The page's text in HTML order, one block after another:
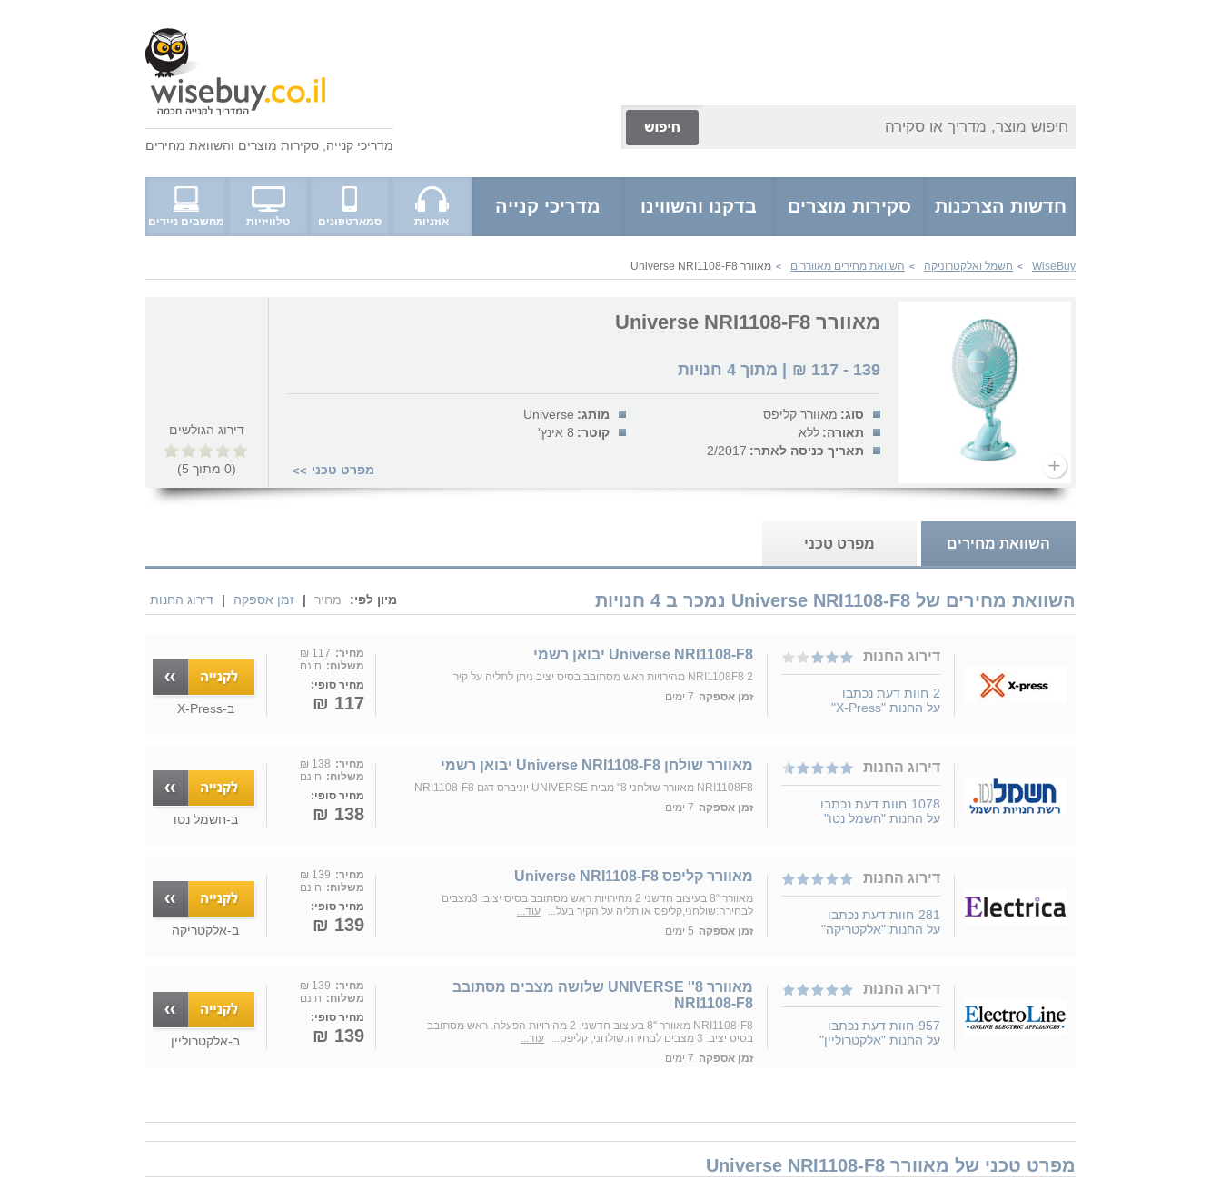
חיפוש מוצר, מדריך או סקירה
מדריכי קנייה סקירות מוצרים והשוואת מחירים
חדשות הצרכנות סקירות מוצרים בדקנו והשווינו מדריכי קנייה
אוזניות סמארטפונים טלוויזיות מחשבים ניידים
WiseBuy
> חשמל ואלקטרוניקה > השוואת מחירים מאווררים > מאוורר Universe NRI1108-F8
מאוורר Universe NRI1108-F8
139
-
117
₪ | מתוך 4 חנויות
סוג: מאוורר קליפס מותג: Universe
תאורה: ללא קוטר: 8 אינץ'
תאריך כניסה לאתר: 2/2017
מפרט טכני >>
דירוג הגולשים
(
0 מתוך 5
)
השוואת מחירים מפרט טכני
השוואת מחירים של Universe NRI1108-F8 נמכר ב 4 חנויות מיון לפי: מחיר | זמן אספקה | דירוג החנות
דירוג החנות
2 חוות דעת נכתבו
על החנות "X-Press"
Universe NRI1108-F8 יבואן רשמי
NRI1108F8 2 מהירויות ראש מסתובב בסיס יציב ניתן לתליה על קיר
זמן אספקה 7 ימים
מחיר: 117 ₪
משלוח: חינם
מחיר סופי:
117 ₪ ב-X-Press
דירוג החנות
1078 חוות דעת נכתבו
על החנות "חשמל נטו"
מאוורר שולחן Universe NRI1108-F8 יבואן רשמי
NRI1108F8 מאוורר שולחני 8" מבית UNIVERSE יוניברס דגם NRI1108-F8
זמן אספקה 7 ימים
מחיר: 138 ₪
משלוח: חינם
מחיר סופי:
138 ₪ ב-חשמל נטו
דירוג החנות
281 חוות דעת נכתבו
על החנות "אלקטריקה"
‏מאוורר קליפס Universe NRI1108-F8
מאוורר “8 בעיצוב חדשני 2 מהירויות ראש מסתובב בסיס יציב. 3מצבים
לבחירה:שולחני,קליפס או תליה על הקיר בעל...
עוד...
זמן אספקה 5 ימים
מחיר: 139 ₪
משלוח: חינם
מחיר סופי:
139 ₪ ב-אלקטריקה
דירוג החנות
957 חוות דעת נכתבו
על החנות "אלקטרוליין"
מאוורר 8'' UNIVERSE שלושה מצבים מסתובב
NRI1108-F8
NRI1108-F8 מאוורר ''8 בעיצוב חדשני. 2 מהירויות הפעלה. ראש מסתובב
בסיס יציב. 3 מצבים לבחירה:שולחני, קליפס...
עוד...
זמן אספקה 7 ימים
מחיר: 139 ₪
משלוח: חינם
מחיר סופי:
139 ₪ ב-אלקטרוליין
מפרט טכני של מאוורר Universe NRI1108-F8